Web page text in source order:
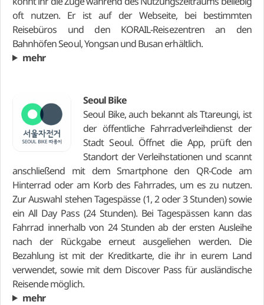
oft nutzen. Er ist auf der Webseite, bei bestimmten
Reisebüros und den KORAIL-Reisezentren an den
Bahnhöfen Seoul, Yongsan und Busan erhältlich.
mehr
Seoul Bike
Seoul Bike, auch bekannt als Ttareungi, ist
der öffentliche Fahrradverleihdienst der
Stadt Seoul. Öffnet die App, prüft den
Standort der Verleihstationen und scannt
anschließend mit dem Smartphone den QR-Code am
Hinterrad oder am Korb des Fahrrades, um es zu nutzen.
Zur Auswahl stehen Tagespässe (1, 2 oder 3 Stunden) sowie
ein All Day Pass (24 Stunden). Bei Tagespässen kann das
Fahrrad innerhalb von 24 Stunden ab der ersten Ausleihe
nach der Rückgabe erneut ausgeliehen werden. Die
Bezahlung ist mit der Kreditkarte, die ihr in eurem Land
verwendet, sowie mit dem Discover Pass für ausländische
Reisende möglich.
mehr